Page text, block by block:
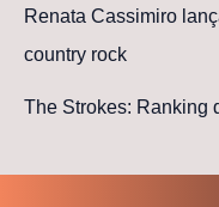
Renata Cassimiro
country rock
The Strokes: Ranking